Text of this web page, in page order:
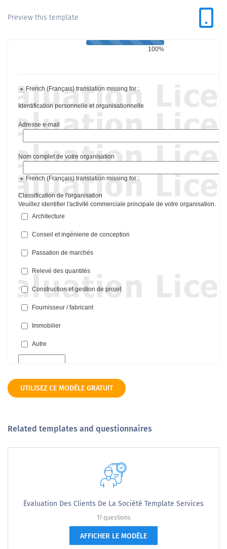
Preview this template
UTILISEZ CE MODÈLE GRATUIT
Related templates and questionnaires
Évaluation Des Clients De La Société Template Services
17 questions
AFFICHER LE MODÈLE